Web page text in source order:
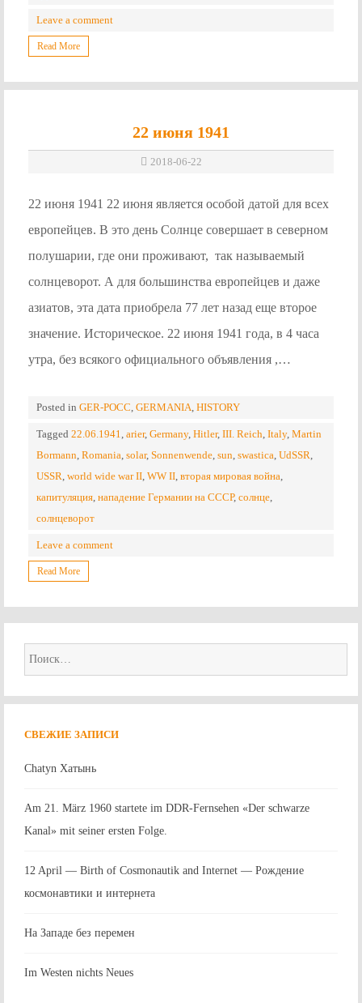
Leave a comment
Read More
22 июня 1941
2018-06-22
22 июня 1941 22 июня является особой датой для всех
европейцев. В это день Солнце совершает в северном
полушарии, где они проживают, так называемый
солнцеворот. А для большинства европейцев и даже
азиатов, эта дата приобрела 77 лет назад еще второе
значение. Историческое. 22 июня 1941 года, в 4 часа
утра, без всякого официального объявления ,…
Posted in GER-POCC, GERMANIA, HISTORY
Tagged 22.06.1941, arier, Germany, Hitler, III. Reich, Italy, Martin
Bormann, Romania, solar, Sonnenwende, sun, swastica, UdSSR,
USSR, world wide war II, WW II, вторая мировая война,
капитуляция, нападение Германии на СССР, солнце,
солнцеворот
Leave a comment
Read More
Найти:
СВЕЖИЕ ЗАПИСИ
Chatyn Хатынь
Am 21. März 1960 startete im DDR-Fernsehen «Der schwarze
Kanal» mit seiner ersten Folge.
12 April — Birth of Cosmonautik and Internet — Рождение
космонавтики и интернета
На Западе без перемен
Im Westen nichts Neues